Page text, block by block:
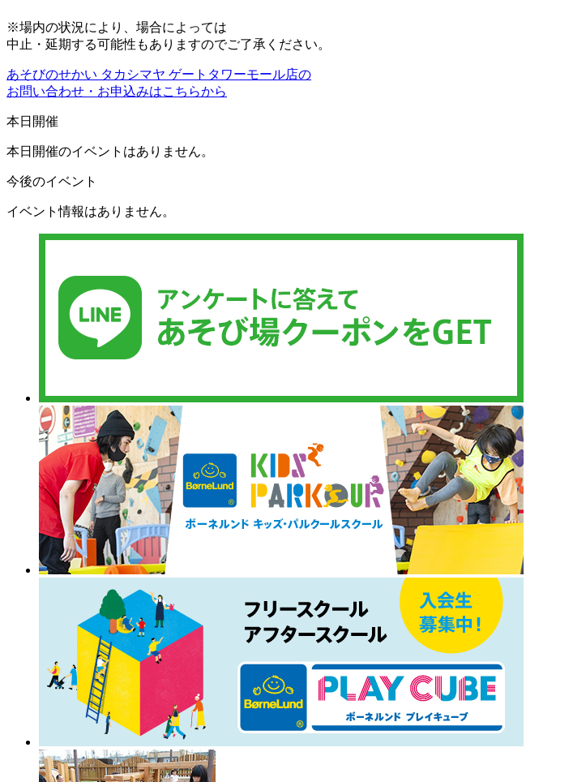
※場内の状況により、場合によっては
中止・延期する可能性もありますのでご了承ください。
あそびのせかい タカシマヤ ゲートタワーモール店の
お問い合わせ・お申込みはこちらから
本日開催
本日開催のイベントはありません。
今後のイベント
イベント情報はありません。